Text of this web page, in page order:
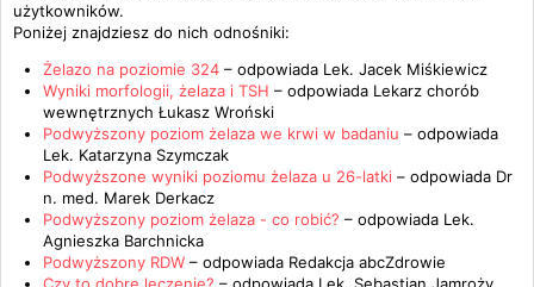
użytkowników.
Poniżej znajdziesz do nich odnośniki:
Żelazo na poziomie 324 – odpowiada Lek. Jacek Miśkiewicz
Wyniki morfologii, żelaza i TSH – odpowiada Lekarz chorób
wewnętrznych Łukasz Wroński
Podwyższony poziom żelaza we krwi w badaniu – odpowiada
Lek. Katarzyna Szymczak
Podwyższone wyniki poziomu żelaza u 26-latki – odpowiada Dr
n. med. Marek Derkacz
Podwyższony poziom żelaza - co robić? – odpowiada Lek.
Agnieszka Barchnicka
Podwyższony RDW – odpowiada Redakcja abcZdrowie